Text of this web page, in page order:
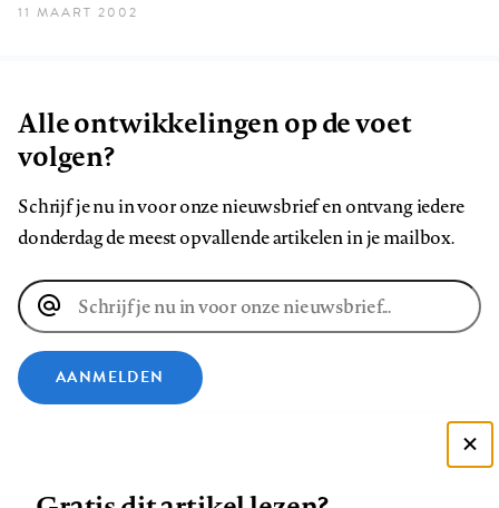
11 MAART 2002
Alle ontwikkelingen op de voet
volgen?
Schrijf je nu in voor onze nieuwsbrief en ontvang iedere
donderdag de meest opvallende artikelen in je mailbox.
E-
mailadres
AANMELDEN